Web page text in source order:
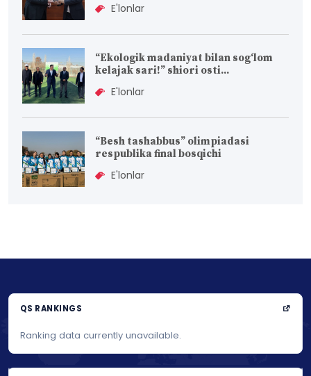
E'lonlar
“Ekologik madaniyat bilan sog‘lom
kelajak sari!” shiori osti...
E'lonlar
“Besh tashabbus” olimpiadasi
respublika final bosqichi
E'lonlar
QS RANKINGS
Ranking data currently unavailable.